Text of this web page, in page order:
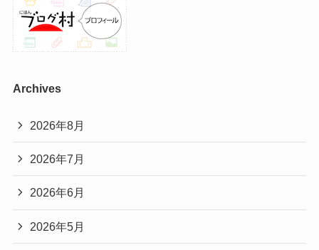
Archives
2026年8月
2026年7月
2026年6月
2026年5月